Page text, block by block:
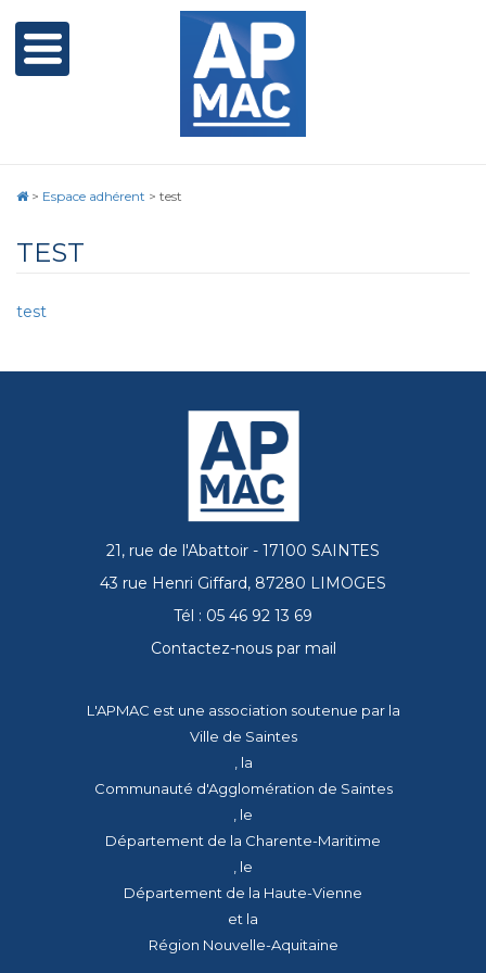
> Espace adhérent > test
TEST
test
21, rue de l'Abattoir - 17100 SAINTES
43 rue Henri Giffard, 87280 LIMOGES
Tél : 05 46 92 13 69
Contactez-nous par mail
L'APMAC est une association soutenue par la
Ville de Saintes
, la
Communauté d'Agglomération de Saintes
, le
Département de la Charente-Maritime
, le
Département de la Haute-Vienne
et la
Région Nouvelle-Aquitaine